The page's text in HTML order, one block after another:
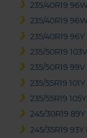
235/40R19
235/40R19
235/40R19
235/50R19
235/50R19 99V
235/55R19 101Y
235/55R19
245/30R19
245/35R19